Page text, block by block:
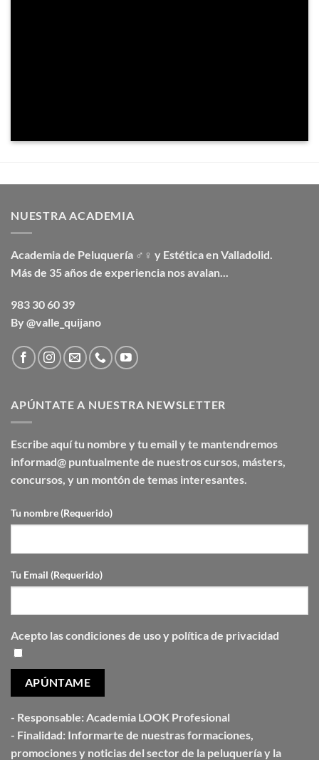
NUESTRA ACADEMIA
Academia de Peluquería ♂♀ y Estética en Valladolid.
Más de 35 años de experiencia nos avalan...
983 30 60 39
By @valle_quijano
APÚNTATE A NUESTRA NEWSLETTER
Escribe aquí tu nombre y tu email y te mantendremos
informad@ puntualmente de nuestros cursos, másters,
concursos, y un montón de temas interesantes.
Tu nombre (Requerido)
Tu Email (Requerido)
Acepto lascondiciones de uso y política de privacidad
- Responsable: Academia LOOK Profesional
- Finalidad: Informarte de nuestras formaciones,
promociones y noticias del sector de la peluquería y la